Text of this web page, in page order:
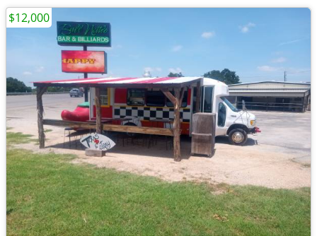
$12,000